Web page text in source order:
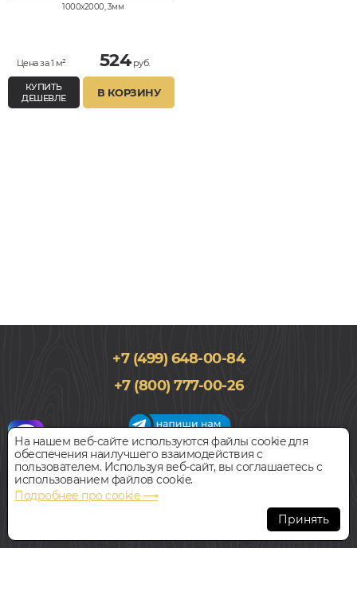
1000x2000, 3мм
Цена за 1 м² 524руб.
КУПИТЬ
ДЕШЕВЛЕ
В КОРЗИНУ
+7 (499) 648-00-84
+7 (800) 777-00-26
График работы салона
Пн-Вс с 09:00 до 21:00
Наш адрес:127018, г. Москва,
ул.Складочная, д.1, строение 9
На нашем веб-сайте используются файлы cookie для
обеспечения наилучшего взаимодействия с
пользователем. Используя веб-сайт, вы соглашаетесь с
использованием файлов cookie.
Подробнее про cookie ⟶
Принять